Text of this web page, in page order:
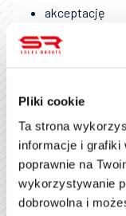
Pliki cookie
Ta strona
informacje i grafiki
poprawnie na
wykorzystywanie
dobrowolna i
akceptację
odpowiedzi
zachowanie
jakość
Rola
Firmy z
potrzebują nie
Wdrożenie